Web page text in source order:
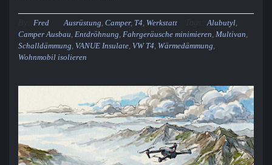
Fred Ausrüstung Camper, T4 Werkstatt Alubutyl,
Camper Ausbau Entdröhnung Fahrgeräusche minimieren Multivan
Schalldämmung VANUE Insulate VW T4 Wärmedämmung
Wohnmobil isolieren